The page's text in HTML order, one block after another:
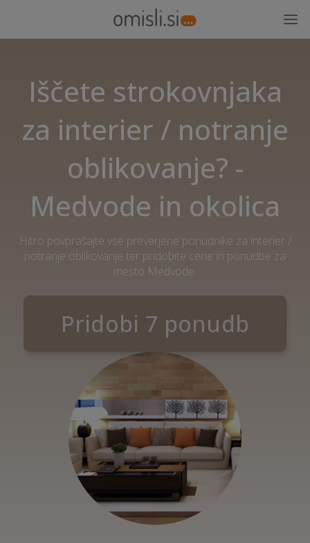
Iščete strokovnjaka
za interier / notranje
oblikovanje? -
Medvode in okolica
Hitro povprašajte vse preverjene ponudnike za interier /
notranje oblikovanje ter pridobite cene in ponudbe za
mesto Medvode.
Pridobi 7 ponudb